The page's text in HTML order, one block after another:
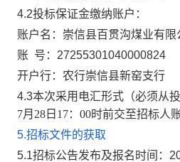
4.2投标保证金缴纳账户：
账户名： 崇信县百贯沟煤业有限
账 号： 27255301040000824
开户行： 农行崇信县新窑支行
4.3本次采用电汇形式（必须从
7月 28 日 17： 00时前交至招标人
5.招标文件的获取
5.1招标公告发布及报名 时间：